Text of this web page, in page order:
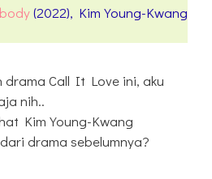
(2022), Kim Young-Kwang
Call It Love ini, aku
nih..
Kim Young-Kwang
drama sebelumnya?